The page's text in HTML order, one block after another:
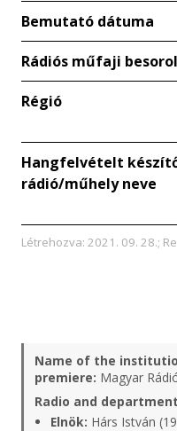
Bemutató dátuma
Rádiós műfaji
Régió
Hangfelvételt
rádió/műhely neve
Létrehozva: 2021. 09. 28.;
Name of the
premiere: Magyar
Radio and
Elnök: Hárs István